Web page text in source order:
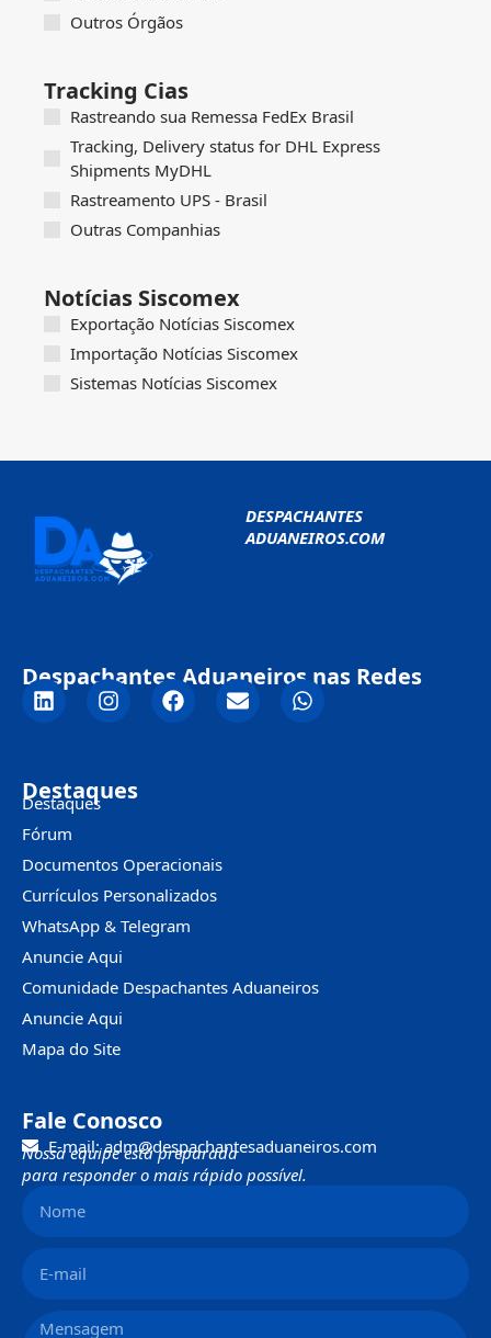
Outros Órgãos
Tracking Cias
Rastreando sua Remessa FedEx Brasil
Tracking, Delivery status for DHL Express
Shipments MyDHL
Rastreamento UPS - Brasil
Outras Companhias
Notícias Siscomex
Exportação Notícias Siscomex
Importação Notícias Siscomex
Sistemas Notícias Siscomex
DESPACHANTES
ADUANEIROS.COM
Despachantes Aduaneiros nas Redes
Destaques
Destaques
Fórum
Documentos Operacionais
Currículos Personalizados
WhatsApp & Telegram
Anuncie Aqui
Comunidade Despachantes Aduaneiros
Anuncie Aqui
Mapa do Site
Fale Conosco
E-mail: adm@despachantesaduaneiros.com
Nossa equipe está preparada
para responder o mais rápido possível.